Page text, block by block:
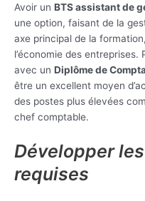
Avoir un BTS assistant de
une option, faisant de la
axe principal de la
l’économie des
avec un Diplôme de
être un excellent moyen
des postes plus élevées
chef comptable.
Développer
requises